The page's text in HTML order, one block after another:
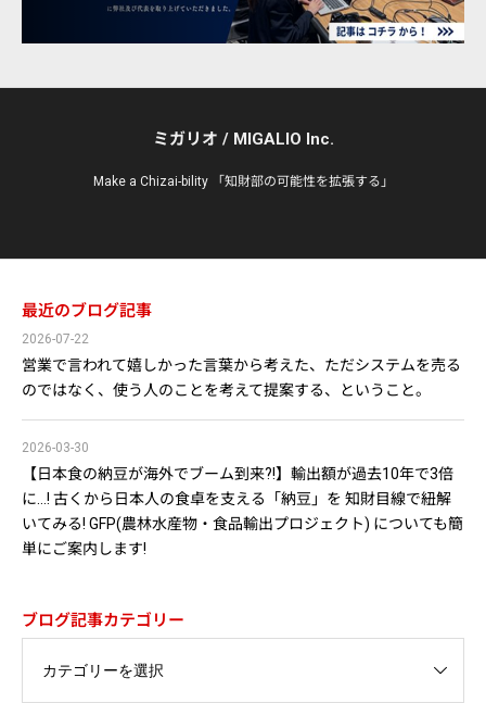
ミガリオ / MIGALIO Inc.
Make a Chizai-bility 「知財部の可能性を拡張する」
最近のブログ記事
営業で言われて嬉しかった言葉から考えた、ただシステムを売る
のではなく、使う人のことを考えて提案する、ということ。
2026-07-22
【日本食の納豆が海外でブーム到来?!】輸出額が過去10年で3倍
に…! 古くから日本人の食卓を支える「納豆」を 知財目線で紐解
いてみる! GFP(農林水産物・食品輸出プロジェクト) についても簡
単にご案内します!
2026-03-30
ブログ記事カテゴリー